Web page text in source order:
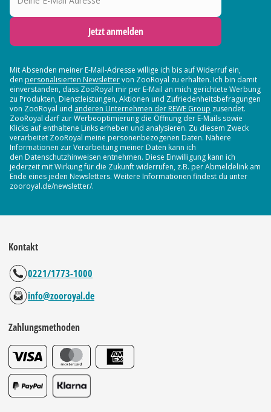
Jetzt anmelden
Mit Absenden meiner E-Mail-Adresse willige ich bis auf Widerruf ein,
den personalisierten Newslettervon ZooRoyal zu erhalten. Ich bin damit
einverstanden, dass ZooRoyal mir per E-Mail an mich gerichtete Werbung
zu Produkten, Dienstleistungen, Aktionen und Zufriedenheitsbefragungen
von ZooRoyal und anderen Unternehmen der REWE Group zusendet.
ZooRoyal darf zur Werbeoptimierung die Öffnung der E-Mails sowie
Klicks auf enthaltene Links erheben und analysieren. Zu diesem Zweck
verarbeitet ZooRoyal meine personenbezogenen Daten. Nähere
Informationen zur Verarbeitung meiner Daten kann ich
den Datenschutzhinweisen entnehmen. Diese Einwilligung kann ich
jederzeit mit Wirkung für die Zukunft widerrufen, z.B. per Abmeldelink am
Ende eines jeden Newsletters. Weitere Informationen findest du unter
zooroyal.de/newsletter/.
Kontakt
0221/1773-1000
info@zooroyal.de
Zahlungsmethoden